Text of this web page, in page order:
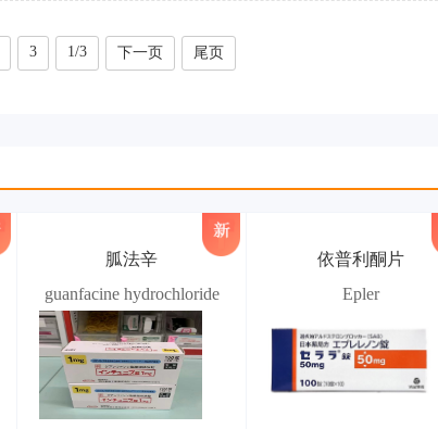
3 1/3 下一页 尾页
胍法辛
guanfacine hydrochloride
依普利酮片
Epler